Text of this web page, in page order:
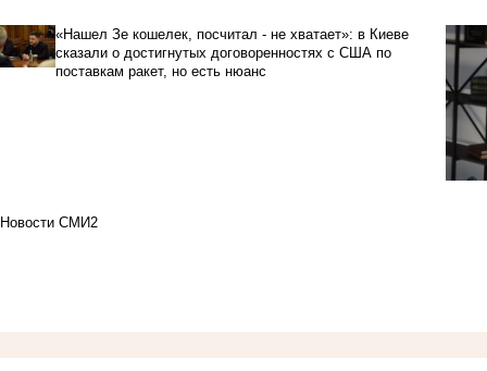
«Нашел Зе кошелек, посчитал - не хватает»: в Киеве
сказали о достигнутых договоренностях с США по
поставкам ракет, но есть нюанс
Новости СМИ2